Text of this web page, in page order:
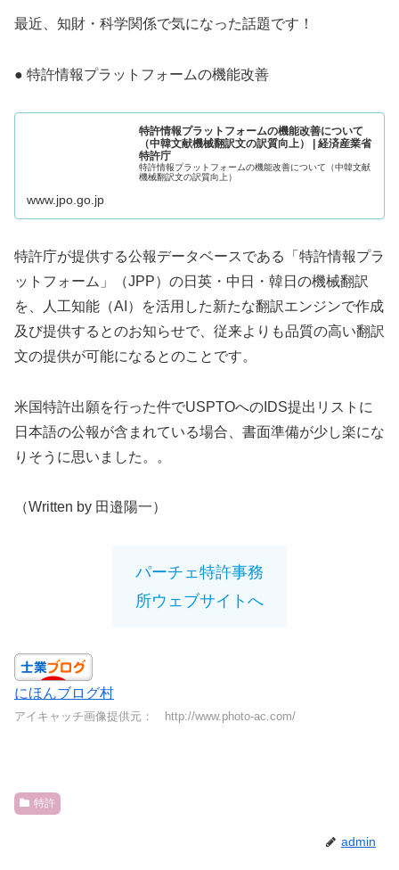
最近、知財・科学関係で気になった話題です！
● 特許情報プラットフォームの機能改善
特許情報プラットフォームの機能改善について
（中韓文献機械翻訳文の訳質向上） | 経済産業省
特許庁
特許情報プラットフォームの機能改善について（中韓文献
機械翻訳文の訳質向上）
www.jpo.go.jp
特許庁が提供する公報データベースである「特許情報プラ
ットフォーム」（JPP）の日英・中日・韓日の機械翻訳
を、人工知能（AI）を活用した新たな翻訳エンジンで作成
及び提供するとのお知らせで、従来よりも品質の高い翻訳
文の提供が可能になるとのことです。
米国特許出願を行った件でUSPTOへのIDS提出リストに
日本語の公報が含まれている場合、書面準備が少し楽にな
りそうに思いました。。
（Written by 田邉陽一）
パーチェ特許事務
所ウェブサイトへ
にほんブログ村
アイキャッチ画像提供元： http://www.photo-ac.com/
特許
admin